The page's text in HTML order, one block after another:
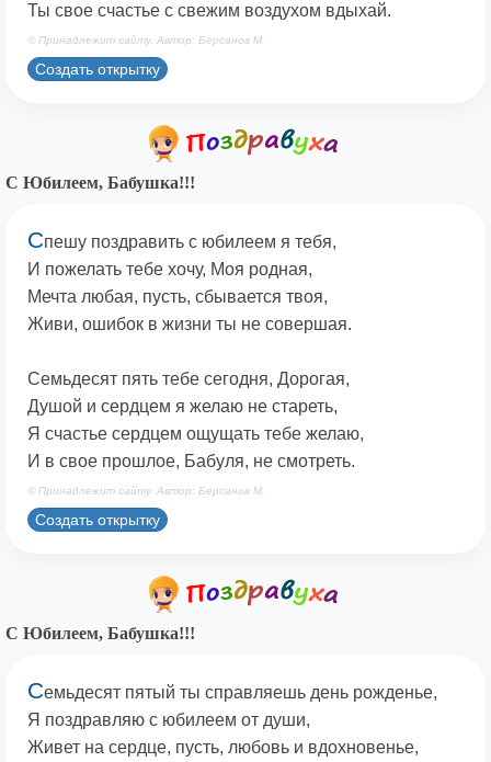
Ты свое счастье с свежим воздухом вдыхай.
© Принадлежит сайту. Автор: Берсанов М.
Создать открытку
С Юбилеем, Бабушка!!!
Спешу поздравить с юбилеем я тебя,
И пожелать тебе хочу, Моя родная,
Мечта любая, пусть, сбывается твоя,
Живи, ошибок в жизни ты не совершая.
Семьдесят пять тебе сегодня, Дорогая,
Душой и сердцем я желаю не стареть,
Я счастье сердцем ощущать тебе желаю,
И в свое прошлое, Бабуля, не смотреть.
© Принадлежит сайту. Автор: Берсанов М.
Создать открытку
С Юбилеем, Бабушка!!!
Семьдесят пятый ты справляешь день рожденье,
Я поздравляю с юбилеем от души,
Живет на сердце, пусть, любовь и вдохновенье,